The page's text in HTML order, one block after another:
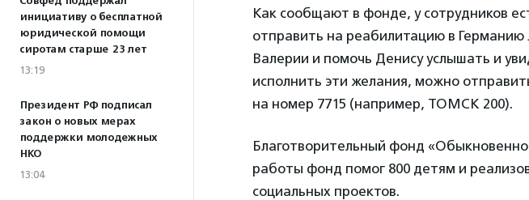
инициативу о бесплатной
юридической помощи
сиротам старше 23 лет
13:19
Президент РФ подписал
закон о новых мерах
поддержки молодежных
НКО
13:04
Как сообщают в фонде, у сотрудников
отправить на реабилитацию в
Валерии и помочь Денису услышать и
исполнить эти желания, можно
на номер 7715 (например, ТОМСК 200).
Благотворительный фонд
работы фонд помог 800 детям и
социальных проектов.